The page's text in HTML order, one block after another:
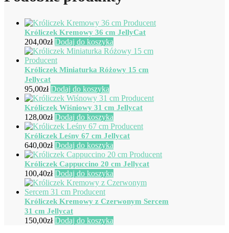
Króliczek Kremowy 36 cm JellyCat
204,00zł Dodaj do koszyka
Króliczek Miniaturka Różowy 15 cm
Jellycat
95,00zł Dodaj do koszyka
Króliczek Wiśniowy 31 cm Jellycat
128,00zł Dodaj do koszyka
Króliczek Leśny 67 cm Jellycat
640,00zł Dodaj do koszyka
Króliczek Cappuccino 20 cm Jellycat
100,40zł Dodaj do koszyka
Króliczek Kremowy z Czerwonym Sercem
31 cm Jellycat
150,00zł Dodaj do koszyka